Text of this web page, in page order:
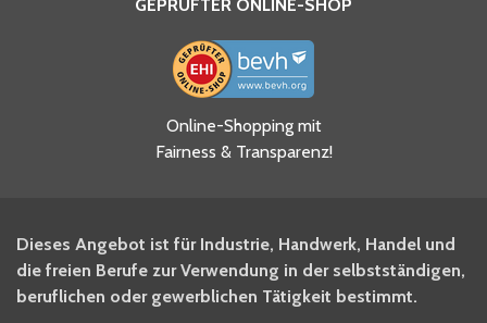
Ja, ich habe die
Datenschutzhinweise gelesen
und akzeptiere diese.
BITO Newsletter Fachwissen
Intralogistiker anmelden.
GEPRÜFTER ONLINE-SHOP
Online-Shopping mit
Fairness & Transparenz!
Dieses Angebot ist für Industrie, Handwerk, Handel und
die freien Berufe zur Verwendung in der selbstständigen,
beruflichen oder gewerblichen Tätigkeit bestimmt.